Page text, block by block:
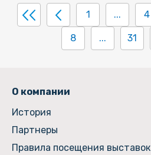
1 ... 4
8 ... 31
О компании
История
Партнеры
Правила посещения выставок